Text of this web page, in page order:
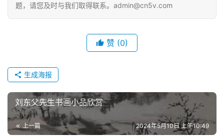
题，请您及时与我们取得联系。admin@cn5v.com
赞 (0)
生成海报
刘东父先生书画小品欣赏
上一篇 2024年5月10日 上午10:49